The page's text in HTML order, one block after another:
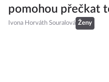
pomohou přečkat
Ivona Horváth Souralová Ženy